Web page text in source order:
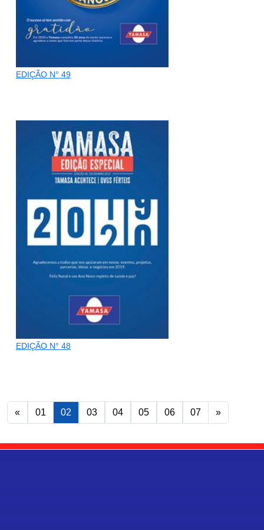
EDIÇÃO N° 49
EDIÇÃO N° 48
« 01 02 03 04 05 06 07 »